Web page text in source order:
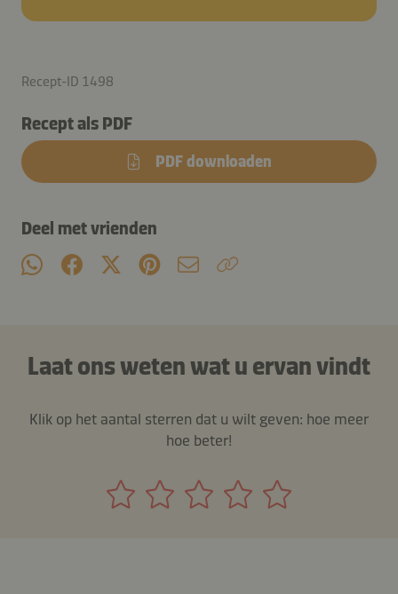
Recept-ID 1498
Recept als PDF
PDF downloaden
Deel met vrienden
Laat ons weten wat u ervan vindt
Klik op het aantal sterren dat u wilt geven: hoe meer
hoe beter!